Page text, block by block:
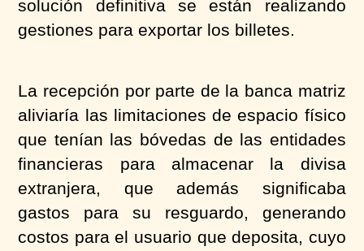
solución definitiva se están realizando
gestiones para exportar los billetes.
La recepción por parte de la banca matriz
aliviaría las limitaciones de espacio físico
que tenían las bóvedas de las entidades
financieras para almacenar la divisa
extranjera, que además significaba
gastos para su resguardo, generando
costos para el usuario que deposita, cuyo